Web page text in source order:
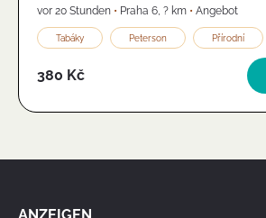
vor 20 Stunden • Praha 6, ? km • Angebot
Tabáky Peterson Přírodní
380 Kč